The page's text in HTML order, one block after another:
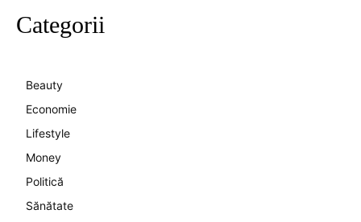
Categorii
Beauty
Economie
Lifestyle
Money
Politică
Sănătate